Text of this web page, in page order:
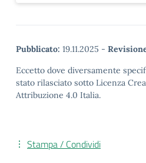
Pubblicato: 19.11.2025 -
Eccetto dove diversamente
stato rilasciato sotto Licenza
Attribuzione 4.0 Italia.
Stampa / Condividi